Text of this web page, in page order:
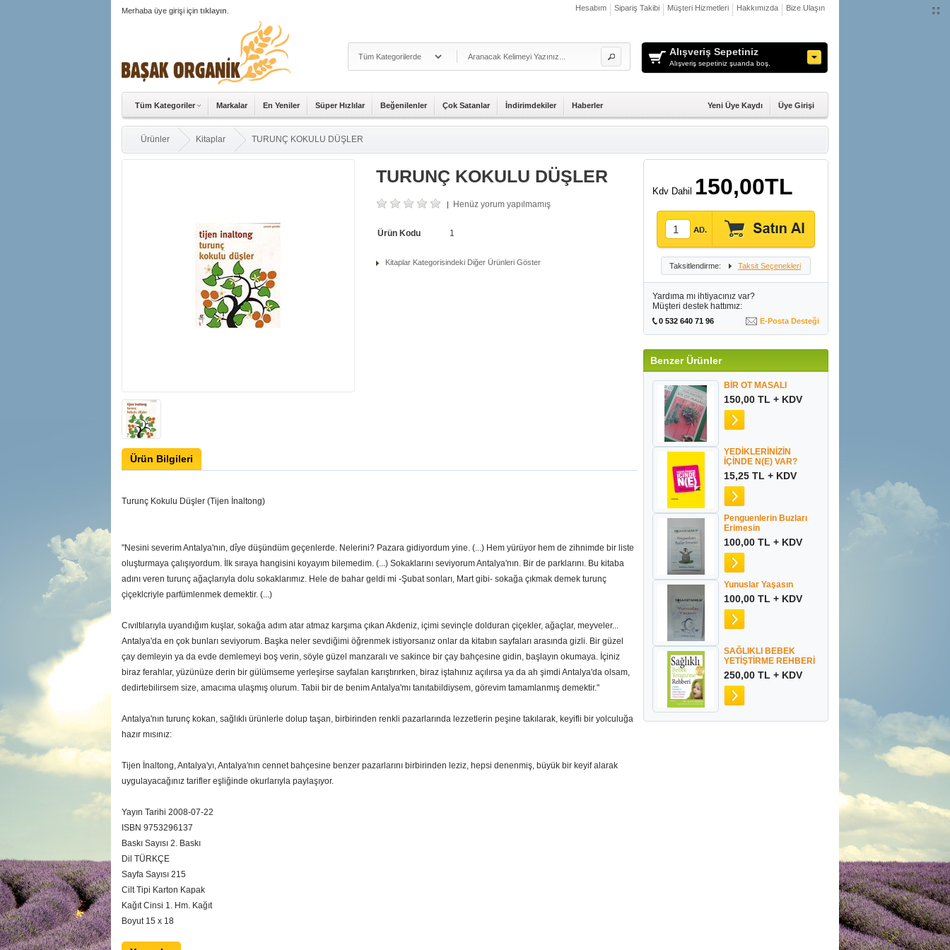
Merhaba üye girişi için tıklayın
Alışveriş Sepetiniz
Alışveriş sepetiniz şuanda boş.
Tüm Kategoriler Markalar En Yeniler Süper Hızlılar Beğenilenler Çok Satanlar İndirimdekiler Haberler Üye Girişi
Yeni Üye Kaydı
Bize Ulaşın
Hakkımızda
Müşteri Hizmetleri
Sipariş Takibi
Hesabım
Ürünler Kitaplar TURUNÇ KOKULU DÜŞLER
TURUNÇ KOKULU DÜŞLER
| Henüz yorum yapılmamış
Ürün Kodu 1
Kitaplar Kategorisindeki Diğer Ürünleri Göster
Ürün Bilgileri
Turunç Kokulu Düşler (Tijen İnaltong)
"Nesini severim Antalya'nın, dîye düşündüm geçenlerde. Nelerini? Pazara gidiyordum yine. (...) Hem yürüyor hem de zihnimde bir liste
oluşturmaya çalışıyordum. İlk sıraya hangisini koyayım bilemedim. (...) Sokaklarını seviyorum Antalya'nın. Bir de parklarını. Bu kitaba
adını veren turunç ağaçlarıyla dolu sokaklarımız. Hele de bahar geldi mi -Şubat sonları, Mart gibi- sokağa çıkmak demek turunç
çiçeklcriyle parfümlenmek demektir. (...)
Cıvıltılarıyla uyandığım kuşlar, sokağa adım atar atmaz karşıma çıkan Akdeniz, içimi sevinçle dolduran çiçekler, ağaçlar, meyveler...
Antalya'da en çok bunları seviyorum. Başka neler sevdiğimi öğrenmek istiyorsanız onlar da kitabın sayfaları arasında gizli. Bir güzel
çay demleyin ya da evde demlemeyi boş verin, söyle güzel manzaralı ve sakince bir çay bahçesine gidin, başlayın okumaya. İçiniz
biraz ferahlar, yüzünüze derin bir gülümseme yerleşirse sayfalan karıştırırken, biraz iştahınız açılırsa ya da ah şimdi Antalya'da olsam,
dedirtebilirsem size, amacıma ulaşmış olurum. Tabii bir de benim Antalya'mı tanıtabildiysem, görevim tamamlanmış demektir."
Antalya'nın turunç kokan, sağlıklı ürünlerle dolup taşan, birbirinden renkli pazarlarında lezzetlerin peşine takılarak, keyifli bir yolculuğa
hazır mısınız:
Tijen İnaltong, Antalya'yı, Antalya'nın cennet bahçesine benzer pazarlarını birbirinden leziz, hepsi denenmiş, büyük bir keyif alarak
uygulayacağınız tarifler eşliğinde okurlarıyla paylaşıyor.
Yayın Tarihi 2008-07-22
ISBN 9753296137
Baskı Sayısı 2. Baskı
Dil TÜRKÇE
Sayfa Sayısı 215
Cilt Tipi Karton Kapak
Kağıt Cinsi 1. Hm. Kağıt
Boyut 15 x 18
Kdv Dahil 150,00TL
Taksitlendirme: Taksit Seçenekleri
Yardıma mı ihtiyacınız var?
Müşteri destek hattımız:
0 532 640 71 96 E-Posta Desteği
Benzer Ürünler
BİR OT MASALI
150,00 TL + KDV
YEDİKLERİNİZİN
İÇİNDE N(E) VAR?
15,25 TL + KDV
Penguenlerin Buzları
Erimesin
100,00 TL + KDV
Yunuslar Yaşasın
100,00 TL + KDV
SAĞLIKLI BEBEK
YETİŞTİRME REHBERİ
250,00 TL + KDV